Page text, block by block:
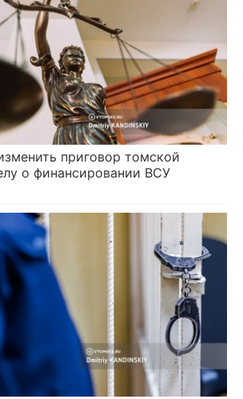
приговор томской
о финансировании ВСУ